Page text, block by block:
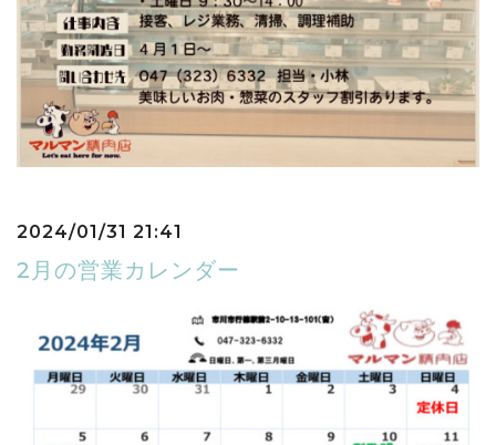
2024/01/31 21:41
2月の営業カレンダー